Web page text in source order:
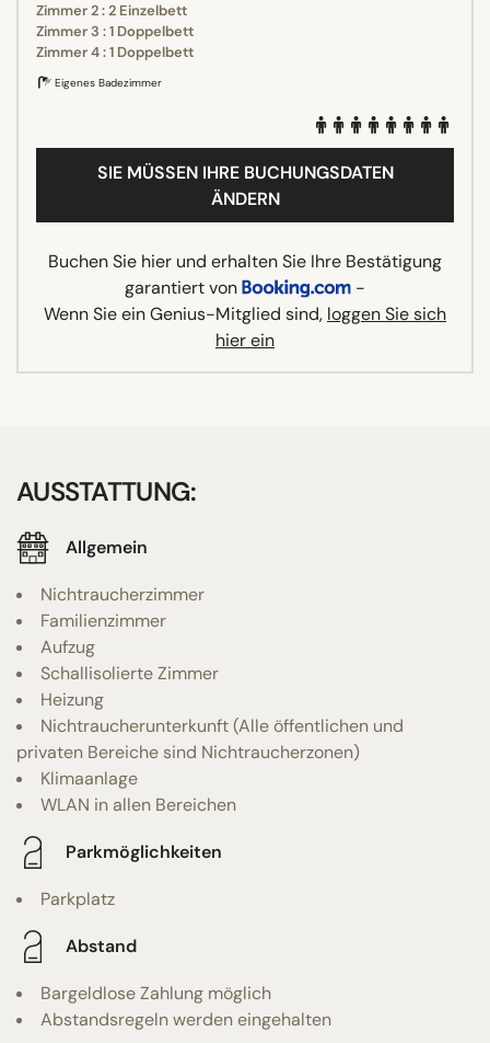
Zimmer 2 : 2 Einzelbett
Zimmer 3 : 1 Doppelbett
Zimmer 4 : 1 Doppelbett
Eigenes Badezimmer
SIE MÜSSEN IHRE BUCHUNGSDATEN
ÄNDERN
Buchen Sie hier und erhalten Sie Ihre Bestätigung
garantiert von
-
Wenn Sie ein Genius-Mitglied sind, loggen Sie sich
hier ein
AUSSTATTUNG:
Allgemein
Nichtraucherzimmer
Familienzimmer
Aufzug
Schallisolierte Zimmer
Heizung
Nichtraucherunterkunft (Alle öffentlichen und
privaten Bereiche sind Nichtraucherzonen)
Klimaanlage
WLAN in allen Bereichen
Parkmöglichkeiten
Parkplatz
Abstand
Bargeldlose Zahlung möglich
Abstandsregeln werden eingehalten